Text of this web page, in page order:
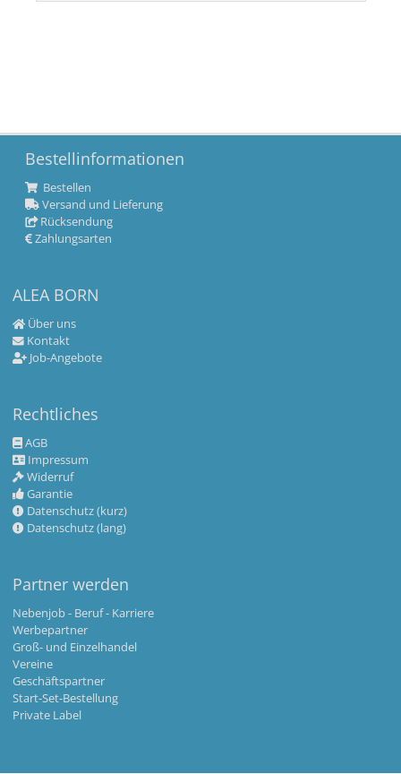
Bestellinformationen
Bestellen
Versand und Lieferung
Rücksendung
Zahlungsarten
ALEA BORN
Über uns
Kontakt
Job-Angebote
Rechtliches
AGB
Impressum
Widerruf
Garantie
Datenschutz (kurz)
Datenschutz (lang)
Partner werden
Nebenjob - Beruf - Karriere
Werbepartner
Groß- und Einzelhandel
Vereine
Geschäftspartner
Start-Set-Bestellung
Private Label